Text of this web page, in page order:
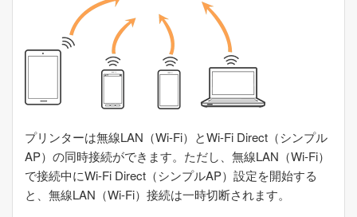
プリンターは無線LAN（Wi-Fi）とWi-Fi Direct （シンプル
AP）の同時接続ができます。ただし、無線LAN（Wi-Fi）
で接続中にWi-Fi Direct （シンプルAP）設定を開始する
と、無線LAN（Wi-Fi）接続は一時切断されます。